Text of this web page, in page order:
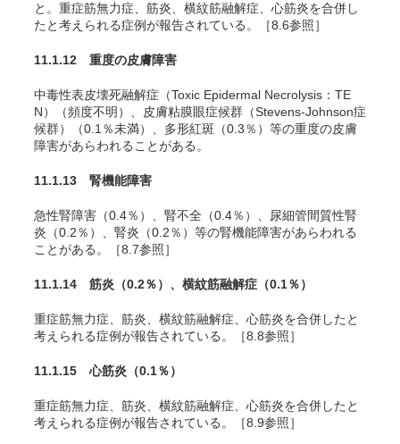
と。 重症筋無力症、筋炎、横紋筋融解症、心筋炎を合併し
たと考えられる症例が報告されている。
［8.6参照］
11.1.12 重度の皮膚障害
中毒性表皮壊死融解症（Toxic Epidermal Necrolysis：TE
N）（頻度不明）、皮膚粘膜眼症候群（Stevens-Johnson症
候群）（0.1％未満）、多形紅斑（0.3％）等の重度の皮膚
障害があらわれることがある。
11.1.13 腎機能障害
急性腎障害（0.4％）、腎不全（0.4％）、尿細管間質性腎
炎（0.2％）、腎炎（0.2％）等の腎機能障害があらわれる
ことがある。［8.7参照］
11.1.14 筋炎 （0.2％） 、横紋筋融解症 （0.1％）
重症筋無力症、筋炎、横紋筋融解症、心筋炎を合併したと
考えられる症例が報告されている。
［8.8参照］
11.1.15 心筋炎 （0.1％）
重症筋無力症、筋炎、横紋筋融解症、心筋炎を合併したと
考えられる症例が報告されている。
［8.9参照］